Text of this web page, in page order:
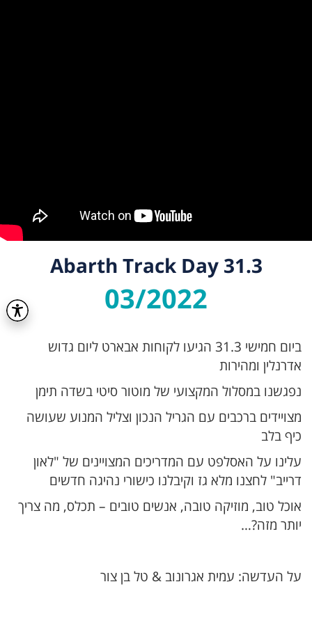
Abarth Track Day 31.3
03/2022
ביום חמישי 31.3 הגיעו לקוחות אבארט ליום גדוש
אדרנלין ומהירות
נפגשנו במסלול המקצועי של מוטור סיטי בשדה תימן
מצויידים ברכבים עם הגריל הנכון וצליל המנוע שעושה
כיף בלב
עלינו על האסלפט עם המדריכים המצויינים של "לאון
דרייב" לחצנו מלא גז וקיבלנו כישורי נהיגה חדשים
אוכל טוב, מוזיקה טובה, אנשים טובים – תכלס, מה צריך
יותר מזה?…
על העדשה: עמית אגרונוב & טל בן צור